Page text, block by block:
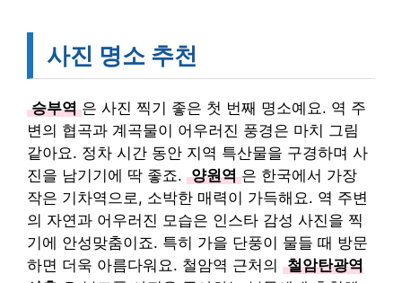
사진 명소 추천
승부역 은 사진 찍기 좋은 첫 번째 명소예요. 역 주
변의 협곡과 계곡물이 어우러진 풍경은 마치 그림
같아요. 정차 시간 동안 지역 특산물을 구경하며 사
진을 남기기에 딱 좋죠. 양원역 은 한국에서 가장
작은 기차역으로, 소박한 매력이 가득해요. 역 주변
의 자연과 어우러진 모습은 인스타 감성 사진을 찍
기에 안성맞춤이죠. 특히 가을 단풍이 물들 때 방문
하면 더욱 아름다워요. 철암역 근처의
철암탄광역